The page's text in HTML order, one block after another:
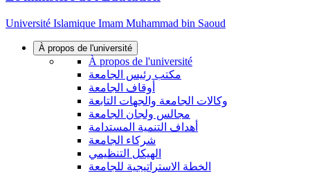
Université Islamique Imam Muhammad bin Saoud
À propos de l'université
À propos de l'université
مكتب رئيس الجامعة
أوقاف الجامعة
وكالات الجامعة والجهات التابعة
مجالس ولجان الجامعة
أهداف التنمية المستدامة
شركاء الجامعة
الهيكل التنظيمي
الخطة الاستراتيجية للجامعة